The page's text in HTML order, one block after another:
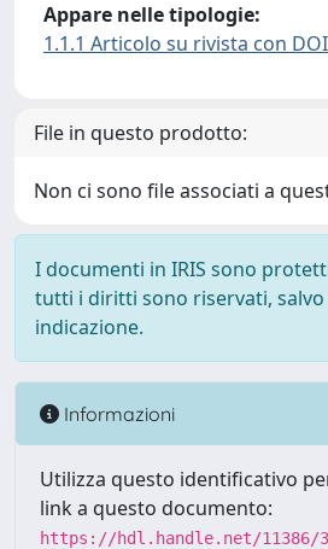
Appare nelle tipologie:
1.1.1 Articolo su rivista con DOI
File in questo prodotto:
Non ci sono file associati a
I documenti in IRIS sono
tutti i diritti sono riservati, salvo
indicazione.
Informazioni
Utilizza questo identificativo
link a questo documento:
https://hdl.handle.net/11386/